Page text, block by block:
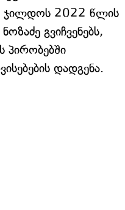
ჯილდოს 2022 წლის
გვიჩვენებს,
პირობებში
დადგენა.